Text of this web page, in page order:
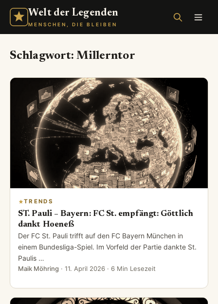
Welt der Legenden
MENSCHEN, DIE BLEIBEN
Schlagwort:Millerntor
TRENDS
ST. Pauli – Bayern: FC St. empfängt: Göttlich
dankt Hoeneß
Der FC St. Pauli trifft auf den FC Bayern München in
einem Bundesliga-Spiel. Im Vorfeld der Partie dankte St.
Paulis …
Maik Möhring · 11. April 2026 · 6 Min Lesezeit